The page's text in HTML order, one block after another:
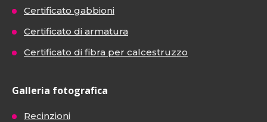
Certificato gabbioni
Certificato di armatura
Certificato di fibra per calcestruzzo
Galleria fotografica
Recinzioni